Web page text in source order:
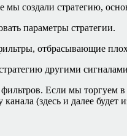
мы создали стратегию,
параметры стратегии.
отбрасывающие
другими
Если мы торгуем
(здесь и далее будет